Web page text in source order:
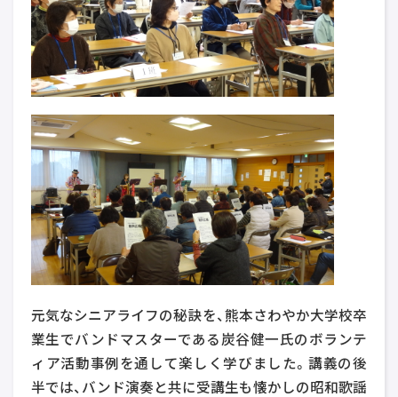
元気なシニアライフの秘訣を、熊本さわやか大学校卒
業生でバンドマスターである炭谷健一氏のボランテ
ィア活動事例を通して楽しく学びました。講義の後
半では、バンド演奏と共に受講生も懐かしの昭和歌謡